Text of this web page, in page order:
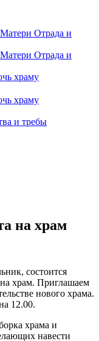
храму
храму
и требы
на храм
состоится
храм. Приглашаем
нового храма.
12.00.
храма и
навести